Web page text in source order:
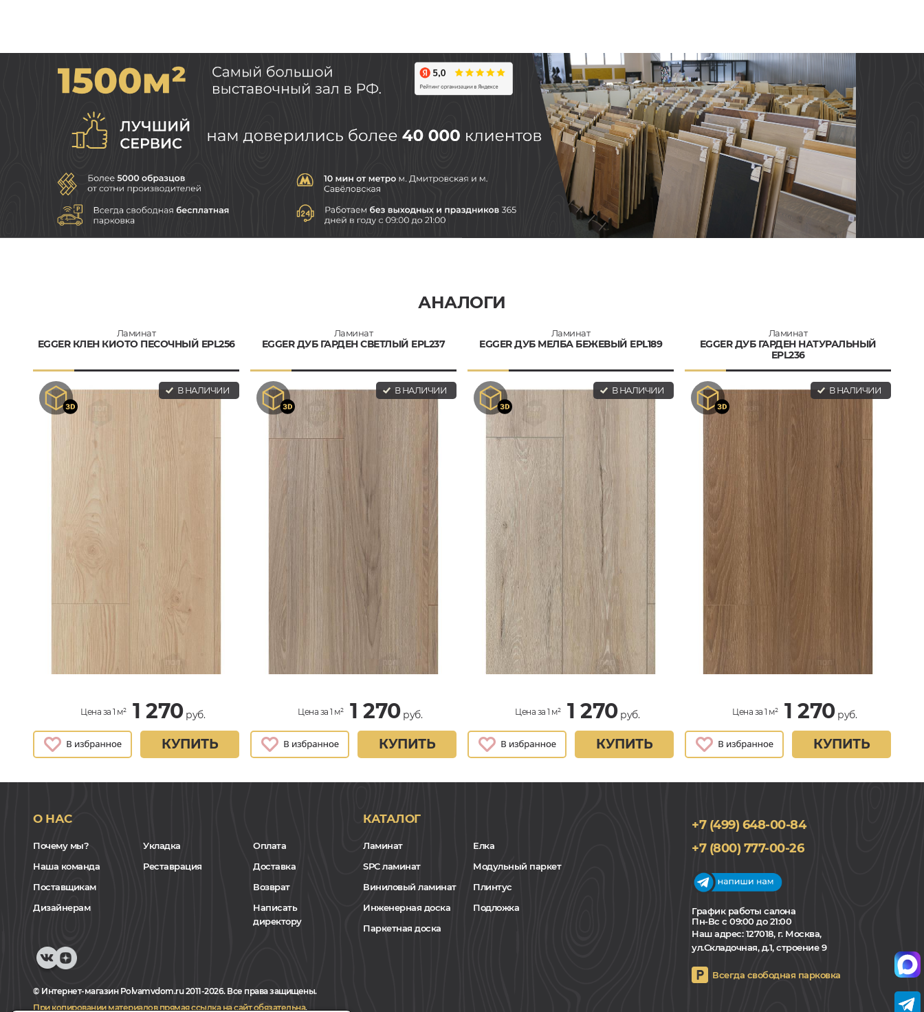
АНАЛОГИ
Ламинат
EGGER КЛЕН КИОТО ПЕСОЧНЫЙ EPL256
В НАЛИЧИИ
Цена за 1 м² 1 270руб.
КУПИТЬ
Ламинат
EGGER ДУБ ГАРДЕН СВЕТЛЫЙ EPL237
В НАЛИЧИИ
Цена за 1 м² 1 270руб.
КУПИТЬ
Ламинат
EGGER ДУБ МЕЛБА БЕЖЕВЫЙ EPL189
В НАЛИЧИИ
Цена за 1 м² 1 270руб.
КУПИТЬ
Ламинат
EGGER ДУБ ГАРДЕН НАТУРАЛЬНЫЙ
EPL236
В НАЛИЧИИ
Цена за 1 м² 1 270руб.
КУПИТЬ
О НАС
Почему мы?
Наша команда
Поставщикам
Дизайнерам
Укладка
Реставрация
Оплата
Доставка
Возврат
Написать
директору
КАТАЛОГ
Ламинат
SPC ламинат
Виниловый ламинат
Инженерная доска
Паркетная доска
Елка
Модульный паркет
Плинтус
Подложка
+7 (499) 648-00-84
+7 (800) 777-00-26
График работы салона
Пн-Вс с 09:00 до 21:00
Наш адрес:127018, г. Москва,
ул.Складочная, д.1, строение 9
Всегда свободная парковка
© Интернет-магазин Polvamvdom.ru 2011-2026. Все права защищены.
При копировании материалов прямая ссылка на сайт обязательна.